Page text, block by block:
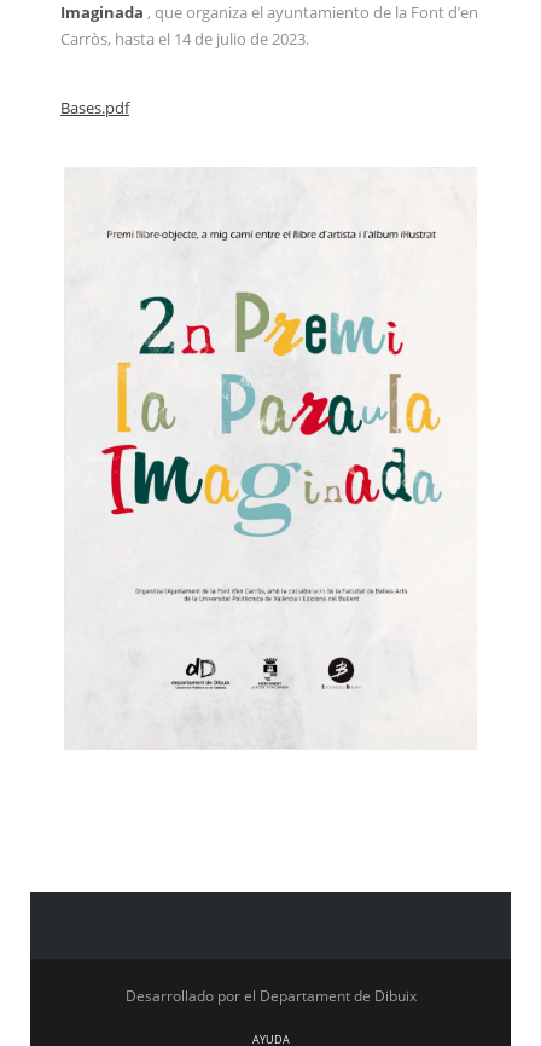
Imaginada , que organiza el ayuntamiento de la Font d’en
Carròs, hasta el 14 de julio de 2023.
Bases.pdf
Desarrollado por el Departament de Dibuix
AYUDA